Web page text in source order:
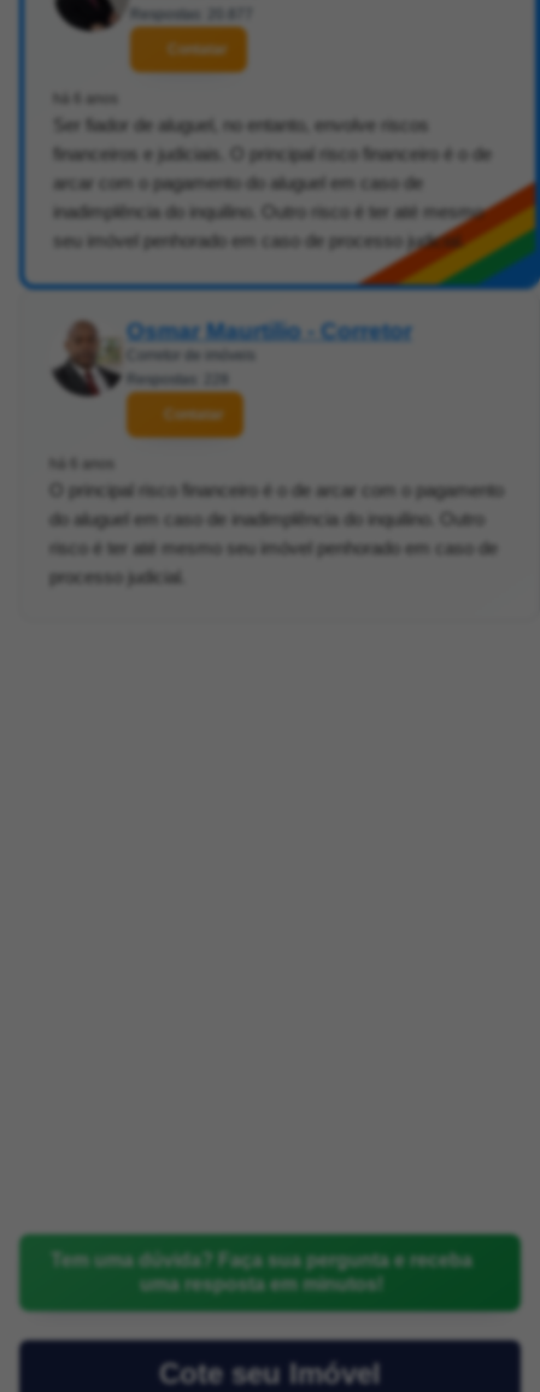
Respostas: 20.877
Contatar
há 6 anos
Ser fiador de aluguel, no entanto, envolve riscos
financeiros e judiciais. O principal risco financeiro é o de
arcar com o pagamento do aluguel em caso de
inadimplência do inquilino. Outro risco é ter até mesmo
seu imóvel penhorado em caso de processo judicial.
Osmar Maurtilio - Corretor
Corretor de imóveis
Respostas: 228
Contatar
há 6 anos
O principal risco financeiro é o de arcar com o pagamento
do aluguel em caso de inadimplência do inquilino. Outro
risco é ter até mesmo seu imóvel penhorado em caso de
processo judicial.
Tem uma dúvida? Faça sua pergunta e receba
uma resposta em minutos!
Cote seu Imóvel